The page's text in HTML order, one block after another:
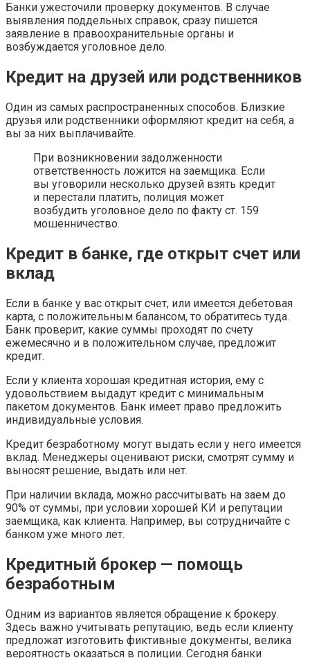
Банки ужесточили проверку документов. В случае
выявления поддельных справок, сразу пишется
заявление в правоохранительные органы и
возбуждается уголовное дело.
Кредит на друзей или родственников
Один из самых распространенных способов. Близкие
друзья или родственники оформляют кредит на себя, а
вы за них выплачивайте.
При возникновении задолженности
ответственность ложится на заемщика. Если
вы уговорили несколько друзей взять кредит
и перестали платить, полиция может
возбудить уголовное дело по факту ст. 159
мошенничество.
Кредит в банке, где открыт счет или
вклад
Если в банке у вас открыт счет, или имеется дебетовая
карта, с положительным балансом, то обратитесь туда.
Банк проверит, какие суммы проходят по счету
ежемесячно и в положительном случае, предложит
кредит.
Если у клиента хорошая кредитная история, ему с
удовольствием выдадут кредит с минимальным
пакетом документов. Банк имеет право предложить
индивидуальные условия.
Кредит безработному могут выдать если у него имеется
вклад. Менеджеры оценивают риски, смотрят сумму и
выносят решение, выдать или нет.
При наличии вклада, можно рассчитывать на заем до
90% от суммы, при условии хорошей КИ и репутации
заемщика, как клиента. Например, вы сотрудничайте с
банком уже много лет.
Кредитный брокер — помощь
безработным
Одним из вариантов является обращение к брокеру.
Здесь важно учитывать репутацию, ведь если клиенту
предложат изготовить фиктивные документы, велика
вероятность оказаться в полиции. Сегодня банки